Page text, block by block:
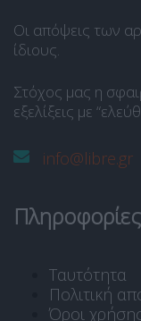
Οι απόψεις των
ίδιους.
Στόχος μας η
εξελίξεις με
info@libre.gr
Πληροφορίες
Ταυτότητα
Πολιτική
Όροι